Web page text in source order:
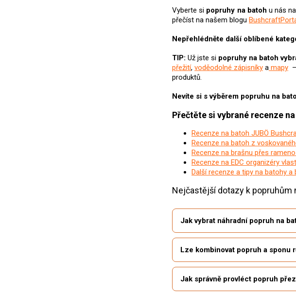
Vyberte si popruhy na batoh u nás
přečíst na našem blogu
Nepřehlédněte další oblíbené
TIP: Už jste si popruhy na batoh
přežití, voděodolné zápisníky a mapy
produktů.
Nevíte si s výběrem popruhu na
Přečtěte si vybrané recenze
Recenze na batoh JUBÖ
Recenze na batoh z
Recenze na brašnu přes
Recenze na EDC organizéry
Další recenze a tipy na batohy
Nejčastější dotazy k popruhům
Jak vybrat náhradní popruh na
Lze kombinovat popruh a sponu
Jak správně provléct popruh